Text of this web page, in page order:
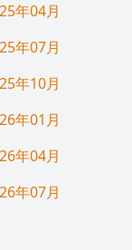
年04月
年07月
年10月
年01月
年04月
年07月